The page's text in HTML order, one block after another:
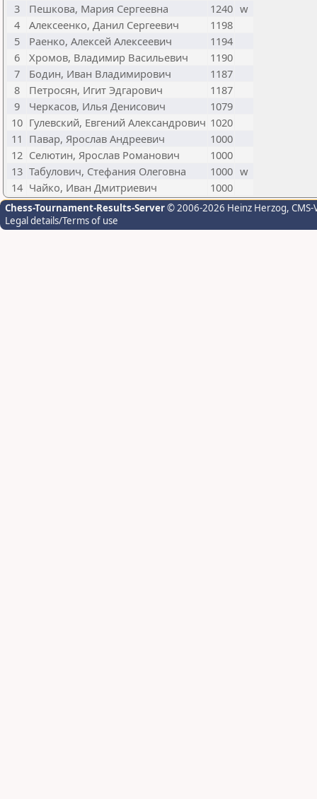
3
Пешкова, Мария Сергеевна 1240 w
4
Алексеенко, Данил Сергеевич
1198
5
Раенко, Алексей Алексеевич
1194
6
Хромов, Владимир Васильевич
1190
7
Бодин, Иван Владимирович
1187
8
Петросян, Игит Эдгарович
1187
9
Черкасов, Илья Денисович
1079
10 Гулевский, Евгений Александрович 1020
11 Павар, Ярослав Андреевич
1000
12 Селютин, Ярослав Романович
1000
13 Табулович, Стефания Олеговна 1000 w
14 Чайко, Иван Дмитриевич 1000
Chess-Tournament-Results-Server© 2006-2026 Heinz Herzog,
Legal details/Terms of use